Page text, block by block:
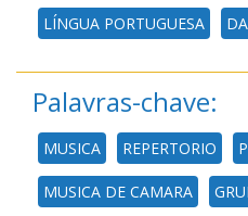
LÍNGUA PORTUGUESA
Palavras-chave:
MUSICA REPERTORIO
MUSICA DE CAMARA